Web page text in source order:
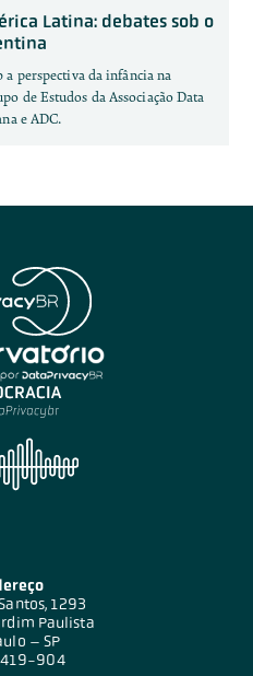
Latina: debates sob o
perspectiva da infância na
de Estudos da Associação Data
e ADC.
1293
Paulista
– SP
904